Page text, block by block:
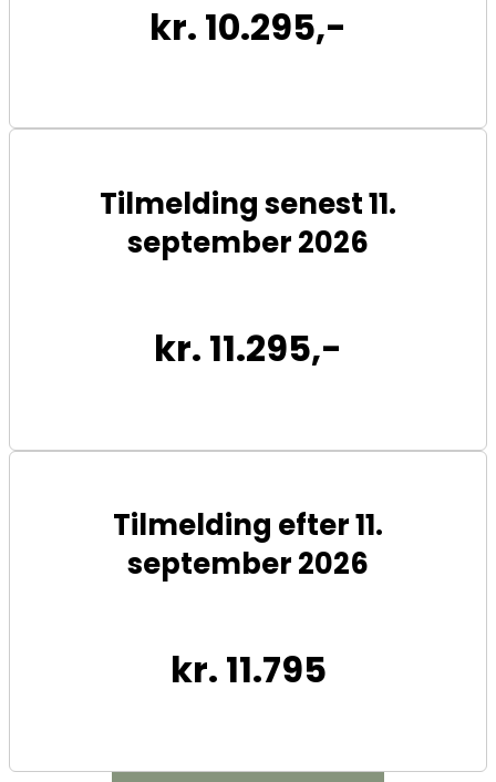
kr. 10.295,-
Tilmelding senest 11.
september 2026
kr. 11.295,-
Tilmelding efter 11.
september 2026
kr. 11.795